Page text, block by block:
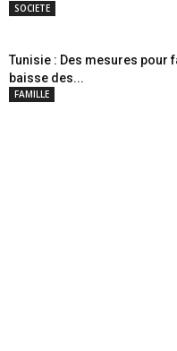
SOCIETE
Tunisie : Des mesures pour
baisse des...
FAMILLE